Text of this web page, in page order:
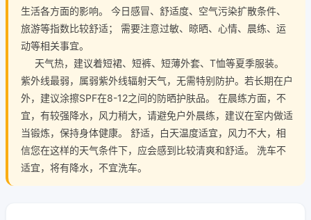
生活各方面的影响。 今日感冒、舒适度、空气污染扩散条件、
旅游等指数比较舒适； 需要注意过敏、晾晒、心情、晨练、运
动等相关事宜。
天气热，建议着短裙、短裤、短薄外套、T恤等夏季服装。
紫外线最弱，属弱紫外线辐射天气，无需特别防护。若长期在户
外，建议涂擦SPF在8-12之间的防晒护肤品。 在晨练方面，不
宜，有较强降水，风力稍大，请避免户外晨练，建议在室内做适
当锻炼，保持身体健康。 舒适，白天温度适宜，风力不大，相
信您在这样的天气条件下，应会感到比较清爽和舒适。 洗车不
适宜，将有降水，不宜洗车。